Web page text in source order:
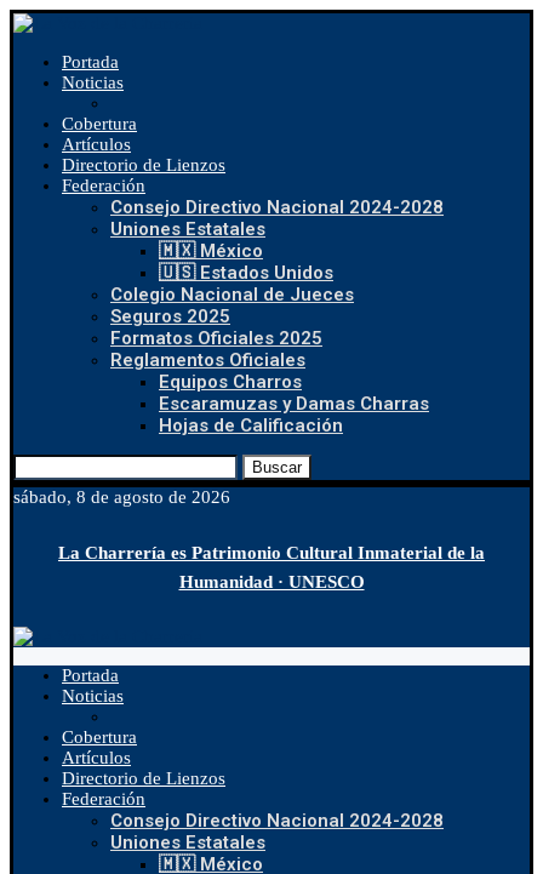
Portada
Noticias
Cobertura
Artículos
Directorio de Lienzos
Federación
Consejo Directivo Nacional 2024-2028
Uniones Estatales
🇲🇽 México
🇺🇸 Estados Unidos
Colegio Nacional de Jueces
Seguros 2025
Formatos Oficiales 2025
Reglamentos Oficiales
Equipos Charros
Escaramuzas y Damas Charras
Hojas de Calificación
Buscar
sábado, 8 de agosto de 2026
La Charrería es Patrimonio Cultural Inmaterial de la
Humanidad · UNESCO
Portada
Noticias
Cobertura
Artículos
Directorio de Lienzos
Federación
Consejo Directivo Nacional 2024-2028
Uniones Estatales
🇲🇽 México